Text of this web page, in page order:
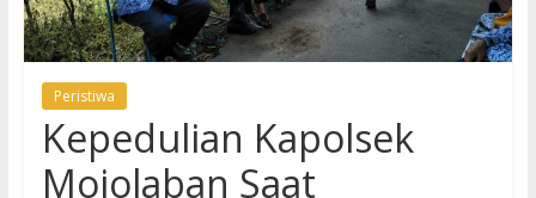
Peristiwa
Kepedulian Kapolsek
Mojolaban Saat